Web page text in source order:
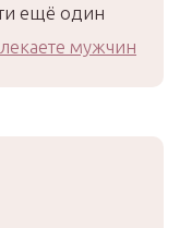
ещё один
мужчин